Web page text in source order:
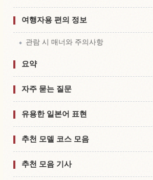
여행자용 편의 정보
관람 시 매너와 주의사항
요약
자주 묻는 질문
유용한 일본어 표현
추천 모델 코스 모음
추천 모음 기사